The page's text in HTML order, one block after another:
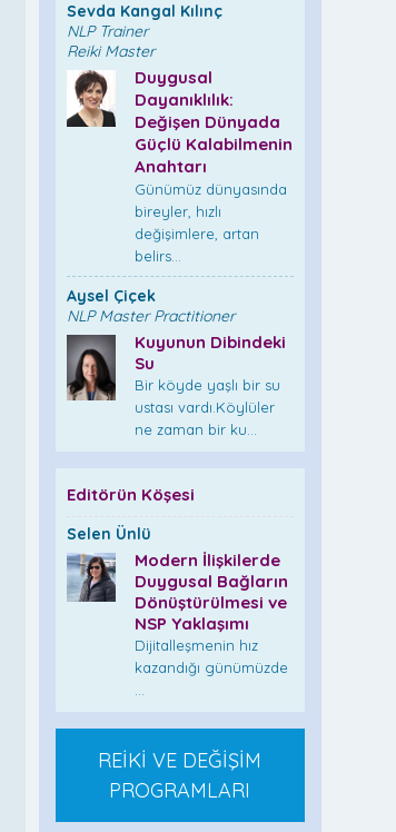
Sevda Kangal Kılınç
NLP Trainer
Reiki Master
Duygusal
Dayanıklılık:
Değişen Dünyada
Güçlü Kalabilmenin
Anahtarı
Günümüz dünyasında
bireyler, hızlı
değişimlere, artan
belirs...
Aysel Çiçek
NLP Master Practitioner
Kuyunun Dibindeki
Su
Bir köyde yaşlı bir su
ustası vardı.Köylüler
ne zaman bir ku...
Editörün Köşesi
Selen Ünlü
Modern İlişkilerde
Duygusal Bağların
Dönüştürülmesi ve
NSP Yaklaşımı
Dijitalleşmenin hız
kazandığı günümüzde
...
REİKİ VE DEĞİŞİM
PROGRAMLARI